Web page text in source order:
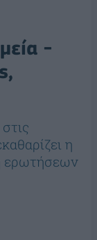
-
η
ερωτήσεων